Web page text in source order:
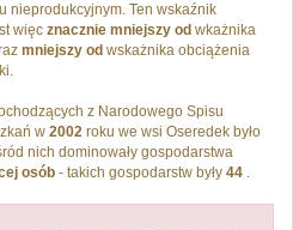
nieprodukcyjnym. Ten wskaźnik
więc znacznie mniejszy od wkażnika
mniejszy od wskażnika obciążenia
z Narodowego Spisu
w 2002 roku we wsi Oseredek było
nich dominowały gospodarstwa
osób - takich gospodarstw były 44 .